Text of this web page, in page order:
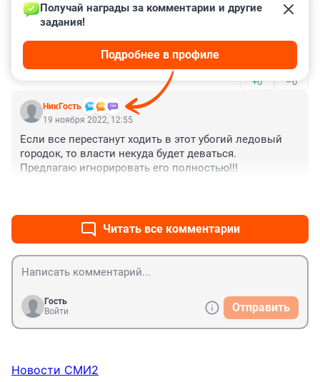
19 ноября 2022, 15:11
салют это выброс денег в воздух а ледовый городок
с платными горками выброс денег в карманы
чиновников и когда же этот распил закончится
+0 –0
НикГость
Получай награды за комментарии и другие
задания!
Подробнее в профиле
19 ноября 2022, 12:55
Если все перестанут ходить в этот убогий ледовый
городок, то власти некуда будет деваться.
Предлагаю игнорировать его полностью!!!
Читать все комментарии
Гость
Войти
Отправить
Новости СМИ2